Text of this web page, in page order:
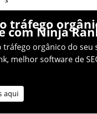
tráfego
com Ninja
tráfego orgânico do seu
melhor software de
aqui